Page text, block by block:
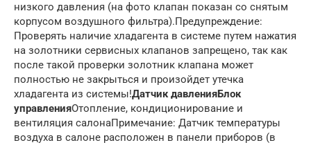
низкого давления (на фото клапан показан со снятым
корпусом воздушного фильтра).Предупреждение:
Проверять наличие хладагента в системе путем нажатия
на золотники сервисных клапанов запрещено, так как
после такой проверки золотник клапана может
полностью не закрыться и произойдет утечка
хладагента из системы!Датчик давленияБлок
управленияОтопление, кондиционирование и
вентиляция салонаПримечание: Датчик температуры
воздуха в салоне расположен в панели приборов (в